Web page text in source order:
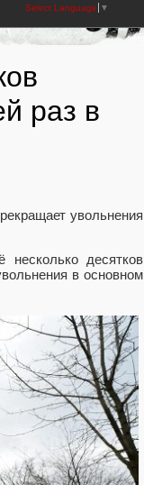
Select Language ▼
раз в
увольнения
несколько десятков
в основном